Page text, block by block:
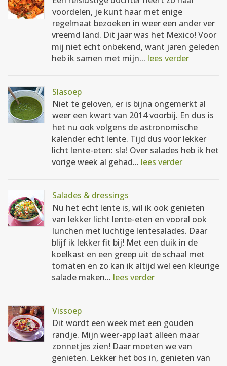
voordelen, je kunt haar met enige
regelmaat bezoeken in weer een ander ver
vreemd land. Dit jaar was het Mexico! Voor
mij niet echt onbekend, want jaren geleden
heb ik samen met mijn... lees verder
Slasoep
Niet te geloven, er is bijna ongemerkt al
weer een kwart van 2014 voorbij. En dus is
het nu ook volgens de astronomische
kalender echt lente. Tijd dus voor lekker
licht lente-eten: sla! Over salades heb ik het
vorige week al gehad... lees verder
Salades & dressings
Nu het echt lente is, wil ik ook genieten
van lekker licht lente-eten en vooral ook
lunchen met luchtige lentesalades. Daar
blijf ik lekker fit bij! Met een duik in de
koelkast en een greep uit de schaal met
tomaten en zo kan ik altijd wel een kleurige
salade maken... lees verder
Vissoep
Dit wordt een week met een gouden
randje. Mijn weer-app laat alleen maar
zonnetjes zien! Daar moeten we van
genieten. Lekker het bos in, genieten van